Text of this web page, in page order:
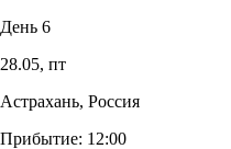
День 6
28.05, пт
Астрахань, Россия
Прибытие: 12:00